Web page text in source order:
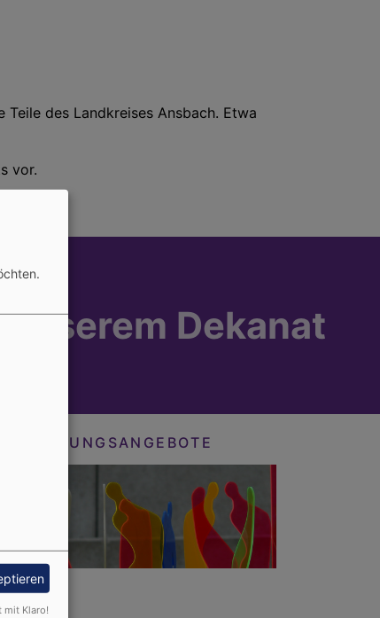
des Landkreises Ansbach. Etwa
vor.
Dekanat
BILDUNGSANGEBOTE
mit Klaro!